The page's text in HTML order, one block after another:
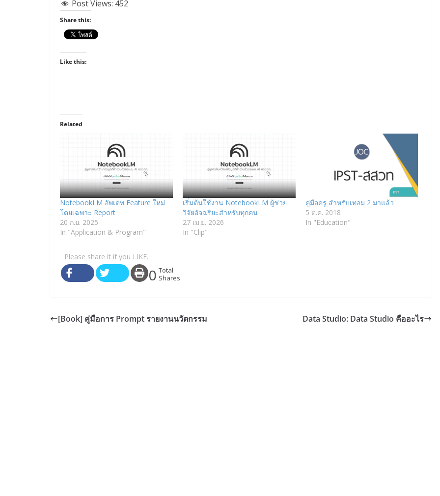
Post Views: 452
Share this:
Like this:
Related
NotebookLM อัพเดท Feature ใหม่
โดยเฉพาะ Report
20 ก.ย. 2025
In "Application & Program"
เริ่มต้นใช้งาน NotebookLM ผู้ช่วย
วิจัยอัจฉริยะสำหรับทุกคน
27 เม.ย. 2026
In "Clip"
คู่มือครู สำหรับเทอม 2 มาแล้ว
5 ต.ค. 2018
In "Education"
Please share it if you LIKE.
0 Total
Shares
[Book] คู่มือการ Prompt รายงานนวัตกรรม Data Studio: Data Studio คืออะไร